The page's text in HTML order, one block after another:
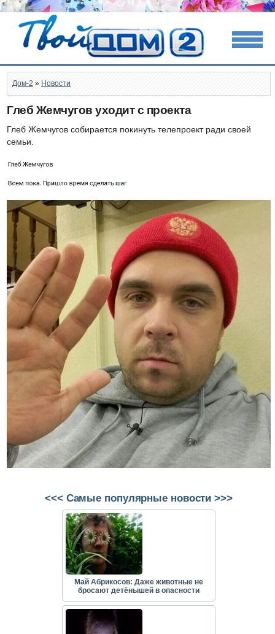
Дом-2 » Новости
Глеб Жемчугов уходит с проекта
Глеб Жемчугов собирается покинуть телепроект ради своей
семьи.
<<< Самые популярные новости >>>
Май Абрикосов: Даже животные не
бросают детёнышей в опасности